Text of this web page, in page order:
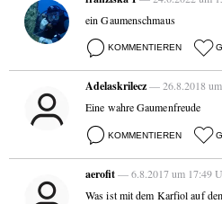
ein Gaumenschmaus
KOMMENTIEREN
Adelaskrilecz— 26.8.2018
Eine wahre Gaumenfreude
KOMMENTIEREN
aerofit— 6.8.2017 um 17:49
Was ist mit dem Karfiol auf